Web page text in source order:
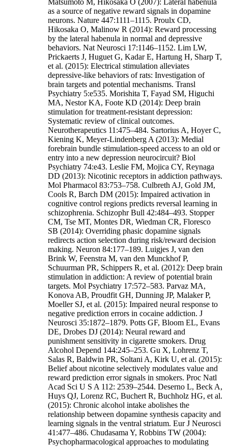
Matsumoto M, Hikosaka O (2007): Lateral habenula
as a source of negative reward signals in dopamine
neurons. Nature 447:1111–1115. Proulx CD,
Hikosaka O, Malinow R (2014): Reward processing
by the lateral habenula in normal and depressive
behaviors. Nat Neurosci 17:1146–1152. Lim LW,
Prickaerts J, Huguet G, Kadar E, Hartung H, Sharp T,
et al. (2015): Electrical stimulation alleviates
depressive-like behaviors of rats: Investigation of
brain targets and potential mechanisms. Transl
Psychiatry 5:e535. Morishita T, Fayad SM, Higuchi
MA, Nestor KA, Foote KD (2014): Deep brain
stimulation for treatment-resistant depression:
Systematic review of clinical outcomes.
Neurotherapeutics 11:475–484. Sartorius A, Hoyer C,
Kiening K, Meyer-Lindenberg A (2013): Medial
forebrain bundle stimulation-speed access to an old or
entry into a new depression neurocircuit? Biol
Psychiatry 74:e43. Leslie FM, Mojica CY, Reynaga
DD (2013): Nicotinic receptors in addiction pathways.
Mol Pharmacol 83:753–758. Culbreth AJ, Gold JM,
Cools R, Barch DM (2015): Impaired activation in
cognitive control regions predicts reversal learning in
schizophrenia. Schizophr Bull 42:484–493. Stopper
CM, Tse MT, Montes DR, Wiedman CR, Floresco
SB (2014): Overriding phasic dopamine signals
redirects action selection during risk/reward decision
making. Neuron 84:177–189. Luigjes J, van den
Brink W, Feenstra M, van den Munckhof P,
Schuurman PR, Schippers R, et al. (2012): Deep brain
stimulation in addiction: A review of potential brain
targets. Mol Psychiatry 17:572–583. Parvaz MA,
Konova AB, Proudfit GH, Dunning JP, Malaker P,
Moeller SJ, et al. (2015): Impaired neural response to
negative prediction errors in cocaine addiction. J
Neurosci 35:1872–1879. Potts GF, Bloom EL, Evans
DE, Drobes DJ (2014): Neural reward and
punishment sensitivity in cigarette smokers. Drug
Alcohol Depend 144:245–253. Gu X, Lohrenz T,
Salas R, Baldwin PR, Soltani A, Kirk U, et al. (2015):
Belief about nicotine selectively modulates value and
reward prediction error signals in smokers. Proc Natl
Acad Sci U S A 112: 2539–2544. Deserno L, Beck A,
Huys QJ, Lorenz RC, Buchert R, Buchholz HG, et al.
(2015): Chronic alcohol intake abolishes the
relationship between dopamine synthesis capacity and
learning signals in the ventral striatum. Eur J Neurosci
41:477–486. Chudasama Y, Robbins TW (2004):
Psychopharmacological approaches to modulating